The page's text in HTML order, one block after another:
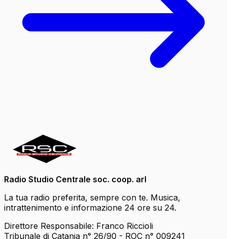
Radio Studio Centrale soc. coop. arl
La tua radio preferita, sempre con te. Musica,
intrattenimento e informazione 24 ore su 24.
Direttore Responsabile: Franco Riccioli
Tribunale di Catania n° 26/90 - ROC n° 009241